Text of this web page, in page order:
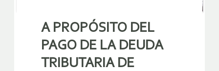
A PROPÓSITO DEL
PAGO DE LA DEUDA
TRIBUTARIA DE